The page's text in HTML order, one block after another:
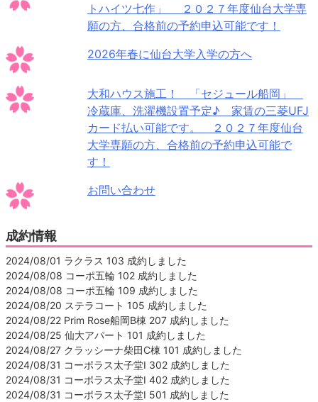
トハイツ七作」 ２０２７年度仙台大学専
願の方、合格前の予約申込可能です！
2026年春に仙台大学入学の方へ
大和ハウス施工！ 「セジュール船岡」
冷蔵庫、洗濯機設置予定♪ 家賃の三菱UFJ
カード払い可能です。 ２０２７年度仙台
大学専願の方、合格前の予約申込可能で
す！
お問い合わせ
成約情報
2024/08/01 ラクラス 103 成約しました
2024/08/08 コーポ五輪 102 成約しました
2024/08/08 コーポ五輪 109 成約しました
2024/08/20 ステラコート 105 成約しました
2024/08/22 Prim Rose船岡B棟 207 成約しました
2024/08/25 仙大アパート 101 成約しました
2024/08/27 クラッシーナ柴田C棟 101 成約しました
2024/08/31 コーポラス太子堂Ⅰ 302 成約しました
2024/08/31 コーポラス太子堂Ⅰ 402 成約しました
2024/08/31 コーポラス太子堂Ⅰ 501 成約しました